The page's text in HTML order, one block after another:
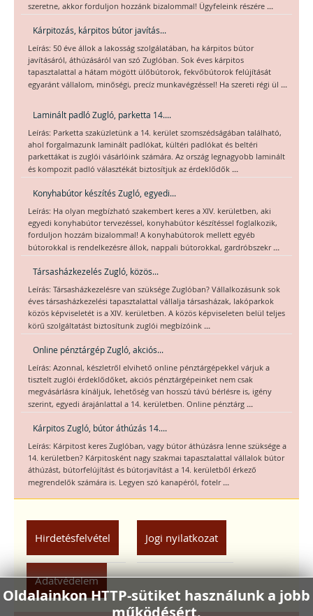
szeretne, akkor forduljon hozzánk bizalommal! Ügyfeleink részére ...
Kárpitozás, kárpitos bútor javítás...
Leírás: 50 éve állok a lakosság szolgálatában, ha kárpitos bútor
javításáról, áthúzásáról van szó Zuglóban. Sok éves kárpitos
tapasztalattal a hátam mögött ülőbútorok, fekvőbútorok felújítását
egyaránt vállalom, minőségi, precíz munkavégzéssel! Ha szereti régi ül ...
Laminált padló Zugló, parketta 14....
Leírás: Parketta szaküzletünk a 14. kerület szomszédságában található,
ahol forgalmazunk laminált padlókat, kültéri padlókat és beltéri
parkettákat is zuglói vásárlóink számára. Az ország legnagyobb laminált
és kompozit padló választékát biztosítjuk az érdeklődők ...
Konyhabútor készítés Zugló, egyedi...
Leírás: Ha olyan megbízható szakembert keres a XIV. kerületben, aki
egyedi konyhabútor tervezéssel, konyhabútor készítéssel foglalkozik,
forduljon hozzám bizalommal! A konyhabútorok mellett egyéb
bútorokkal is rendelkezésre állok, nappali bútorokkal, gardróbszekr...
Társasházkezelés Zugló, közös...
Leírás: Társasházkezelésre van szüksége Zuglóban? Vállalkozásunk sok
éves társasházkezelési tapasztalattal vállalja társasházak, lakóparkok
közös képviseletét is a XIV. kerületben. A közös képviseleten belül teljes
körű szolgáltatást biztosítunk zuglói megbízóink ...
Online pénztárgép Zugló, akciós...
Leírás: Azonnal, készletről elvihető online pénztárgépekkel várjuk a
tisztelt zuglói érdeklődőket, akciós pénztárgépeinket nem csak
megvásárlásra kínáljuk, lehetőség van hosszú távú bérlésre is, igény
szerint, egyedi árajánlattal a 14. kerületben. Online pénztárg ...
Kárpitos Zugló, bútor áthúzás 14....
Leírás: Kárpitost keres Zuglóban, vagy bútor áthúzásra lenne szüksége a
14. kerületben? Kárpitosként nagy szakmai tapasztalattal vállalok bútor
áthúzást, bútorfelújítást és bútorjavítást a 14. kerületből érkező
megrendelők számára is. Legyen szó kanapéról, fotelr...
Hirdetésfelvétel Jogi nyilatkozat
Adatvédelem
Oldalainkon HTTP-sütiket használunk a jobb
működésért.